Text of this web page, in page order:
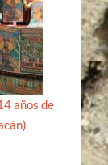
años de